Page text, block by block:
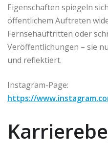
Eigenschaften spiegeln
öffentlichem Auftreten
Fernsehauftritten oder
Veröffentlichungen – sie
und reflektiert.
Instagram-Page:
https://